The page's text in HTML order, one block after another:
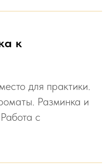
к
для практики.
Разминка и
с